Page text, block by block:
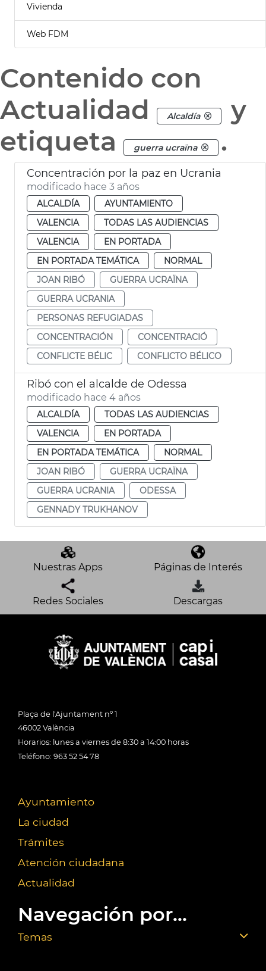
Vivienda
Web FDM
Contenido con
Actualidad
Alcaldía
y
etiqueta
guerra ucraïna .
Concentración por la paz en Ucrania
modificado hace 3 años
ALCALDÍA
AYUNTAMIENTO
VALENCIA
TODAS LAS AUDIENCIAS
VALENCIA
EN PORTADA
EN PORTADA TEMÁTICA
NORMAL
JOAN RIBÓ
GUERRA UCRAÏNA
GUERRA UCRANIA
PERSONAS REFUGIADAS
CONCENTRACIÓN
CONCENTRACIÓ
CONFLICTE BÉLIC
CONFLICTO BÉLICO
Ribó con el alcalde de Odessa
modificado hace 4 años
ALCALDÍA
TODAS LAS AUDIENCIAS
VALENCIA
EN PORTADA
EN PORTADA TEMÁTICA
NORMAL
JOAN RIBÓ
GUERRA UCRAÏNA
GUERRA UCRANIA
ODESSA
GENNADY TRUKHANOV
Nuestras Apps Páginas de Interés
Redes Sociales Descargas
Plaça de l'Ajuntament nº 1
46002 València
Horarios: lunes a viernes de 8:30 a 14:00 horas
Teléfono: 963 52 54 78
Ayuntamiento
La ciudad
Trámites
Atención ciudadana
Actualidad
Navegación por...
Temas